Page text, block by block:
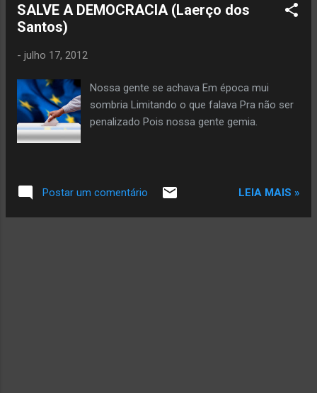
SALVE A DEMOCRACIA (Laerço dos
Santos)
- julho 17, 2012
Nossa gente se achava Em época mui
sombria Limitando o que falava Pra não ser
penalizado Pois nossa gente gemia.
Postar um comentário LEIA MAIS »